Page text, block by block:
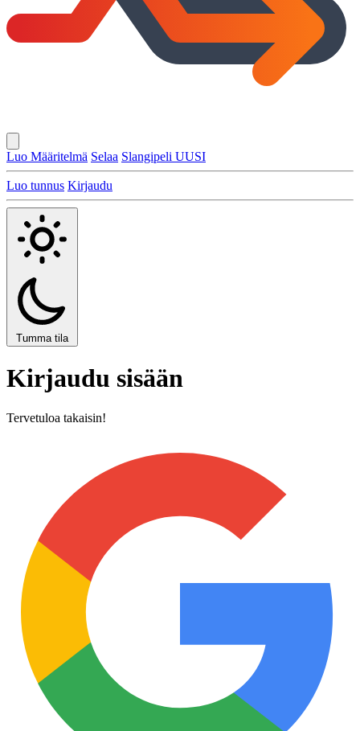
Luo Määritelmä Selaa Slangipeli UUSI
Luo tunnus Kirjaudu
Tumma tila
Kirjaudu sisään
Tervetuloa takaisin!